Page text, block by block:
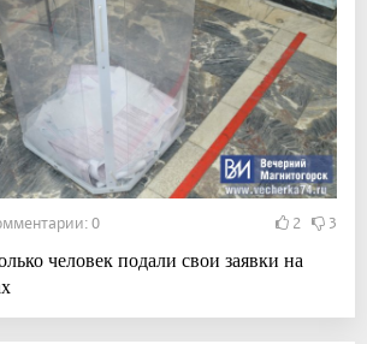
0 2 3
человек подали свои заявки на